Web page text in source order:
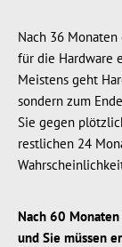
Nach 36
für die Hardware
Meistens geht
sondern zum
Sie gegen
restlichen 24
Nach 60
und Sie müssen